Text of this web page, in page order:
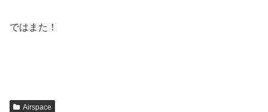
ではまた！
Airspace